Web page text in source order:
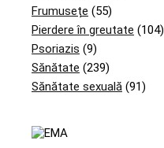
Frumusețe (55)
Pierdere în greutate (104)
Psoriazis (9)
Sănătate (239)
Sănătate sexuală (91)